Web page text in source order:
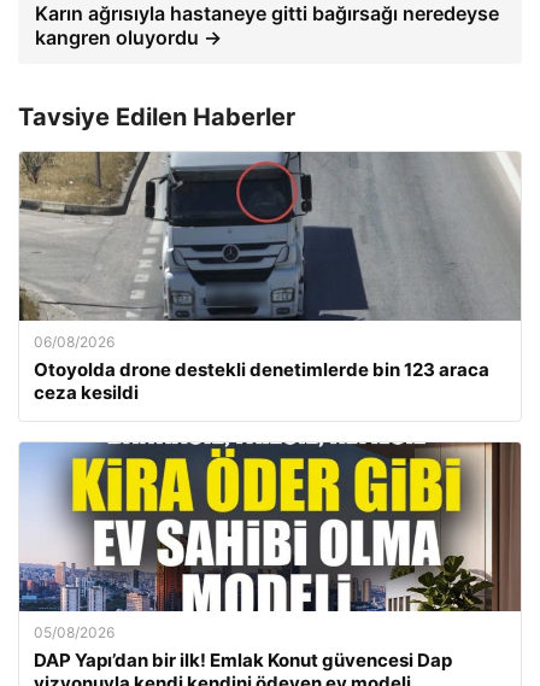
Karın ağrısıyla hastaneye gitti bağırsağı neredeyse
kangren oluyordu →
Tavsiye Edilen Haberler
06/08/2026
Otoyolda drone destekli denetimlerde bin 123 araca
ceza kesildi
05/08/2026
DAP Yapı’dan bir ilk! Emlak Konut güvencesi Dap